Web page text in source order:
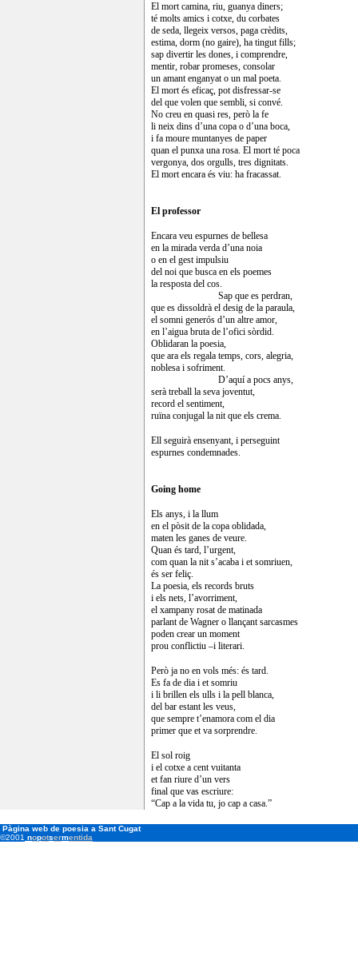
El mort camina, riu, guanya diners;
té molts amics i cotxe, du corbates
de seda, llegeix versos, paga crèdits,
estima, dorm (no gaire), ha tingut fills;
sap divertir les dones, i comprendre,
mentir, robar promeses, consolar
un amant enganyat o un mal poeta.
El mort és eficaç, pot disfressar-se
del que volen que sembli, si convé.
No creu en quasi res, però la fe
li neix dins d’una copa o d’una boca,
i fa moure muntanyes de paper
quan el punxa una rosa. El mort té poca
vergonya, dos orgulls, tres dignitats.
El mort encara és viu: ha fracassat.
El professor
Encara veu espurnes de bellesa
en la mirada verda d’una noia
o en el gest impulsiu
del noi que busca en els poemes
la resposta del cos.
Sap que es perdran,
que es dissoldrà el desig de la paraula,
el somni generós d’un altre amor,
en l’aigua bruta de l’ofici sòrdid.
Oblidaran la poesia,
que ara els regala temps, cors, alegria,
noblesa i sofriment.
D’aquí a pocs anys,
serà treball la seva joventut,
record el sentiment,
ruïna conjugal la nit que els crema.
Ell seguirà ensenyant, i perseguint
espurnes condemnades.
Going home
Els anys, i la llum
en el pòsit de la copa oblidada,
maten les ganes de veure.
Quan és tard, l’urgent,
com quan la nit s’acaba i et somriuen,
és ser feliç.
La poesia, els records bruts
i els nets, l’avorriment,
el xampany rosat de matinada
parlant de Wagner o llançant sarcasmes
poden crear un moment
prou conflictiu –i literari.
Però ja no en vols més: és tard.
Es fa de dia i et somriu
i li brillen els ulls i la pell blanca,
del bar estant les veus,
que sempre t’enamora com el dia
primer que et va sorprendre.
El sol roig
i el cotxe a cent vuitanta
et fan riure d’un vers
final que vas escriure:
“Cap a la vida tu, jo cap a casa.”
Pàgina web de poesia a Sant Cugat
©2001 nopotsermentida